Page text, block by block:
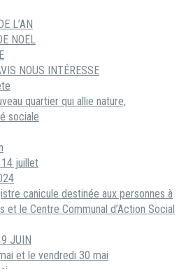
L’AN
NOËL
NOUS INTÉRESSE
quartier qui allie nature,
sociale
14 juillet
canicule destinée aux personnes à
et le Centre Communal d’Action Social
JUIN
et le vendredi 30 mai